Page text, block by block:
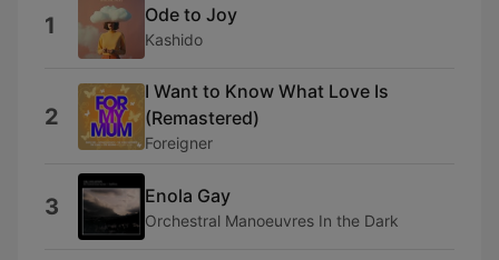
1 Ode to Joy
Kashido
2
I Want to Know What Love Is
(Remastered)
Foreigner
3 Enola Gay
Orchestral Manoeuvres In the Dark